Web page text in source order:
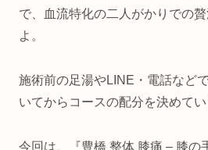
で、血流特化の二人がかりでの
よ。
施術前の足湯やLINE・電話など
いてからコースの配分を決めてい
今回は、『豊橋 整体 膝痛 – 膝の